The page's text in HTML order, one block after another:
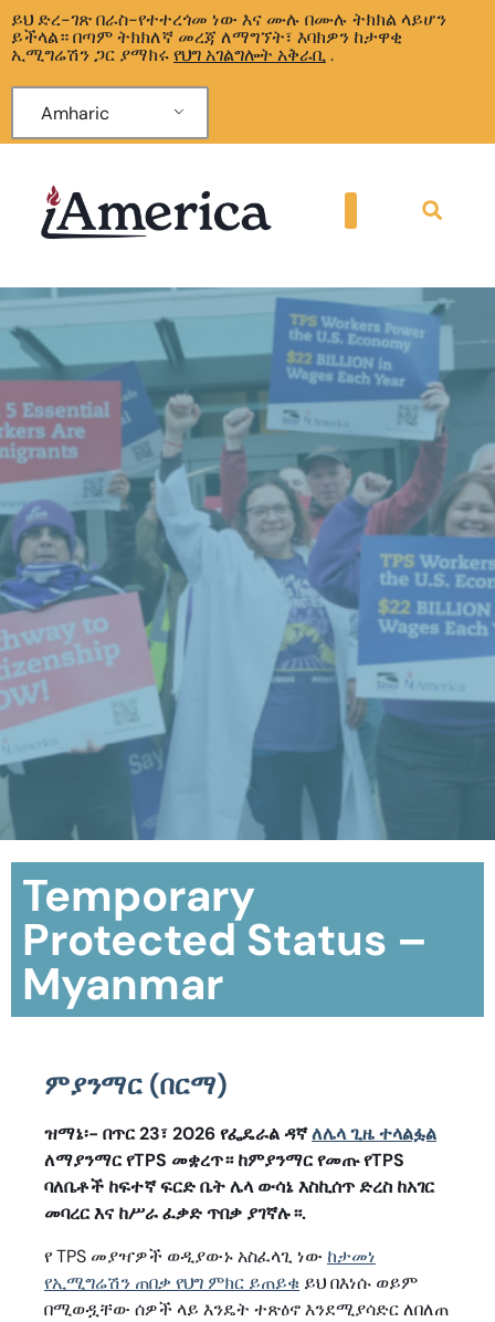
ይህ ድረ-ገጽ በራስ-የተተረጎመ ነው እና ሙሉ በሙሉ ትክክል ላይሆን
ይችላል። በጣም ትክክለኛ መረጃ ለማግኘት፣ እባክዎን ከታዋቂ
ኢሚግሬሽን ጋር ያማክሩየህግ አገልግሎት አቅራቢ.
Amharic
Temporary
Protected Status –
Myanmar
ምያንማር (በርማ)
ዝማኔ፡- በጥር 23፣ 2026 የፌዴራል ዳኛለሌላ ጊዜ ተላልፏል
ለማያንማር የTPS መቋረጥ። ከምያንማር የመጡ የTPS
ባለቤቶች ከፍተኛ ፍርድ ቤት ሌላ ውሳኔ እስኪሰጥ ድረስ ከአገር
መባረር እና ከሥራ ፈቃድ ጥበቃ ያገኛሉ።.
የ TPS መያዣዎች ወዲያውኑ አስፈላጊ ነው ከታመነ
የኢሚግሬሽን ጠበቃ የህግ ምክር ይጠይቁ ይህ በእነሱ ወይም
በሚወዷቸው ሰዎች ላይ እንዴት ተጽዕኖ እንደሚያሳድር ለበለጠ